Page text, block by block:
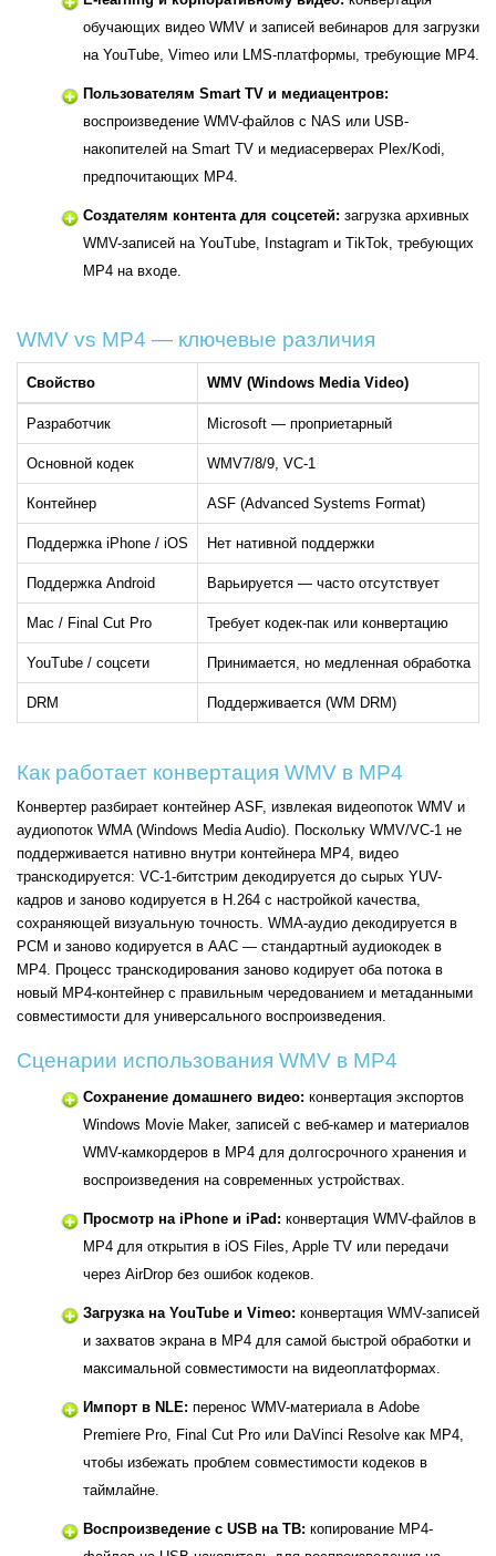
обучающих видео WMV и записей вебинаров для загрузки
на YouTube, Vimeo или LMS-платформы, требующие MP4.
Пользователям Smart TV и медиацентров:
воспроизведение WMV-файлов с NAS или USB-
накопителей на Smart TV и медиасерверах Plex/Kodi,
предпочитающих MP4.
Создателям контента для соцсетей: загрузка архивных
WMV-записей на YouTube, Instagram и TikTok, требующих
MP4 на входе.
WMV vs MP4 — ключевые различия
Свойство WMV (Windows Media Video)
Разработчик Microsoft — проприетарный
Основной кодек WMV7/8/9, VC-1
Контейнер ASF (Advanced Systems Format)
Поддержка iPhone / iOS Нет нативной поддержки
Поддержка Android Варьируется — часто отсутствует
Mac / Final Cut Pro Требует кодек-пак или конвертацию
YouTube / соцсети Принимается, но медленная обработка
DRM Поддерживается (WM DRM)
Как работает конвертация WMV в MP4
Конвертер разбирает контейнер ASF, извлекая видеопоток WMV и
аудиопоток WMA (Windows Media Audio). Поскольку WMV/VC-1 не
поддерживается нативно внутри контейнера MP4, видео
транскодируется: VC-1-битстрим декодируется до сырых YUV-
кадров и заново кодируется в H.264 с настройкой качества,
сохраняющей визуальную точность. WMA-аудио декодируется в
PCM и заново кодируется в AAC — стандартный аудиокодек в
MP4. Процесс транскодирования заново кодирует оба потока в
новый MP4-контейнер с правильным чередованием и метаданными
совместимости для универсального воспроизведения.
Сценарии использования WMV в MP4
Сохранение домашнего видео: конвертация экспортов
Windows Movie Maker, записей с веб-камер и материалов
WMV-камкордеров в MP4 для долгосрочного хранения и
воспроизведения на современных устройствах.
Просмотр на iPhone и iPad: конвертация WMV-файлов в
MP4 для открытия в iOS Files, Apple TV или передачи
через AirDrop без ошибок кодеков.
Загрузка на YouTube и Vimeo: конвертация WMV-записей
и захватов экрана в MP4 для самой быстрой обработки и
максимальной совместимости на видеоплатформах.
Импорт в NLE: перенос WMV-материала в Adobe
Premiere Pro, Final Cut Pro или DaVinci Resolve как MP4,
чтобы избежать проблем совместимости кодеков в
таймлайне.
Воспроизведение с USB на ТВ: копирование MP4-